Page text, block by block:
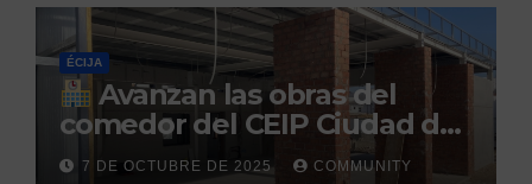
ÉCIJA
Avanzan las obras del
comedor del CEIP Ciudad del
Sol: su finalización está
7 DE OCTUBRE DE 2025 COMMUNITY